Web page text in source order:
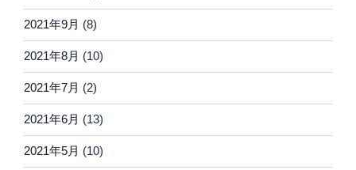
2021年9月 (8)
2021年8月 (10)
2021年7月 (2)
2021年6月 (13)
2021年5月 (10)